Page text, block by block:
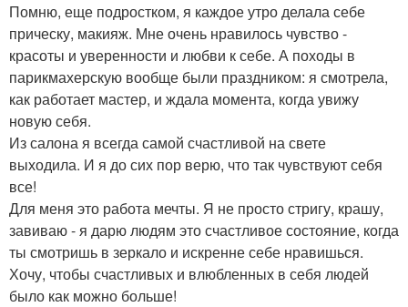
Помню, еще подростком, я каждое утро делала себе
прическу, макияж. Мне очень нравилось чувство -
красоты и уверенности и любви к себе. А походы в
парикмахерскую вообще были праздником: я смотрела,
как работает мастер, и ждала момента, когда увижу
новую себя.
Из салона я всегда самой счастливой на свете
выходила. И я до сих пор верю, что так чувствуют себя
все!
Для меня это работа мечты. Я не просто стригу, крашу,
завиваю - я дарю людям это счастливое состояние, когда
ты смотришь в зеркало и искренне себе нравишься.
Хочу, чтобы счастливых и влюбленных в себя людей
было как можно больше!